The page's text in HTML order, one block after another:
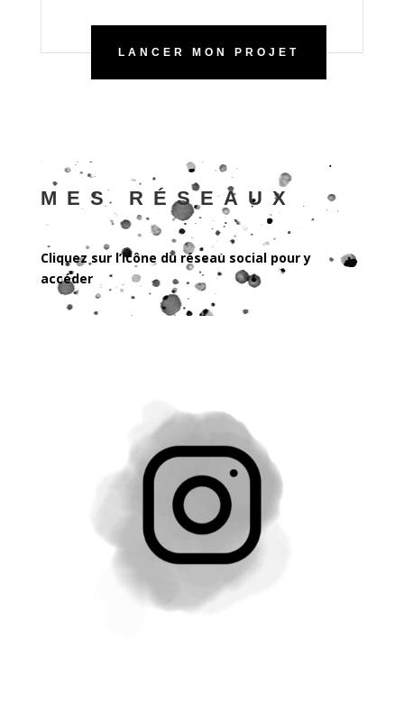
LANCER MON PROJET
MES RÉSEAUX
Cliquez sur l’icône du réseau social pour y
accéder